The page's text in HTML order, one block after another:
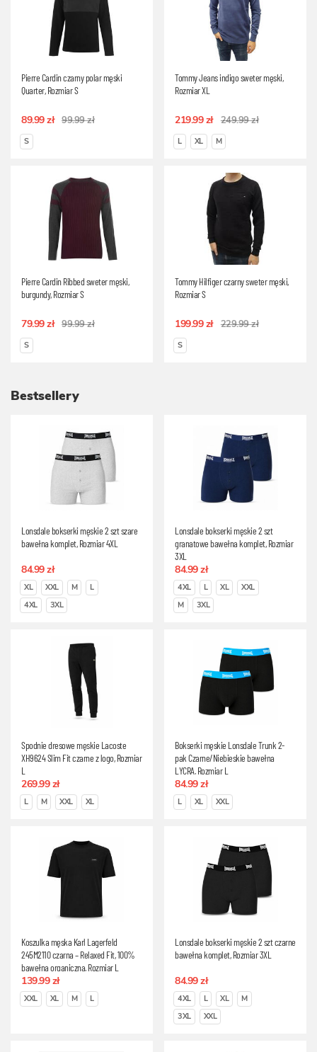
Pierre Cardin czarny polar męski
Quarter, Rozmiar S
89.99 zł 99.99 zł
S
Tommy Jeans indigo sweter męski,
Rozmiar XL
219.99 zł 249.99 zł
L XL M
Pierre Cardin Ribbed sweter męski,
burgundy, Rozmiar S
79.99 zł 99.99 zł
S
Tommy Hilfiger czarny sweter męski,
Rozmiar S
199.99 zł 229.99 zł
S
Bestsellery
Lonsdale bokserki męskie 2 szt szare
bawełna komplet, Rozmiar 4XL
84.99 zł
XL XXL M
L
4XL
3XL
Lonsdale bokserki męskie 2 szt
granatowe bawełna komplet, Rozmiar
3XL
84.99 zł
4XL L XL
XXL
M
3XL
Spodnie dresowe męskie Lacoste
XH9624 Slim Fit czarne z logo, Rozmiar
L
269.99 zł
L M XXL XL
Bokserki męskie Lonsdale Trunk 2-
pak Czarne/Niebieskie bawełna
LYCRA, Rozmiar L
84.99 zł
L XL XXL
Koszulka męska Karl Lagerfeld
245M2110 czarna – Relaxed Fit, 100%
bawełna organiczna, Rozmiar L
139.99 zł
XXL XL M L
Lonsdale bokserki męskie 2 szt czarne
bawełna komplet, Rozmiar 3XL
84.99 zł
4XL L XL
M
3XL
XXL